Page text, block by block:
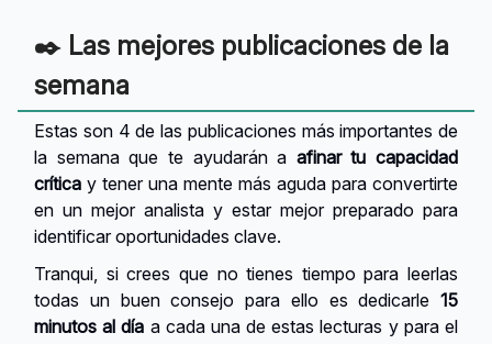
✒️ Las mejores publicaciones de la
semana
Estas son 4 de las publicaciones más importantes de
la semana que te ayudarán a afinar tu capacidad
crítica y tener una mente más aguda para convertirte
en un mejor analista y estar mejor preparado para
identificar oportunidades clave.
Tranqui, si crees que no tienes tiempo para leerlas
todas un buen consejo para ello es dedicarle 15
minutos al día a cada una de estas lecturas y para el